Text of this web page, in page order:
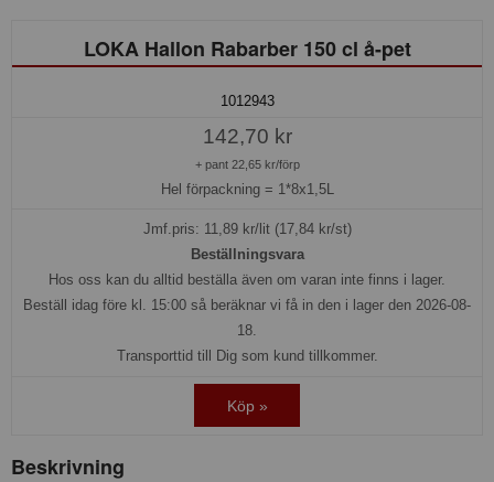
LOKA Hallon Rabarber 150 cl å-pet
1012943
142,70 kr
+ pant 22,65 kr/förp
Hel förpackning = 1*8x1,5L
Jmf.pris: 11,89kr/lit (17,84 kr/st)
Beställningsvara
Hos oss kan du alltid beställa även om varan inte finns i lager.
Beställ idag före kl. 15:00 så beräknar vi få in den i lager den 2026-08-
18.
Transporttid till Dig som kund tillkommer.
Köp »
Beskrivning